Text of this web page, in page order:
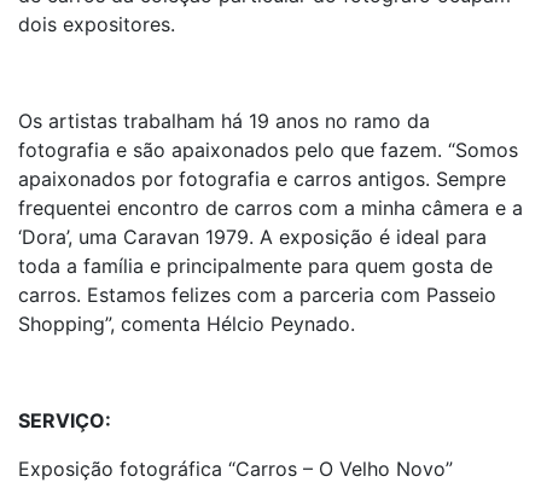
dois expositores.
Os artistas trabalham há 19 anos no ramo da
fotografia e são apaixonados pelo que fazem. “Somos
apaixonados por fotografia e carros antigos. Sempre
frequentei encontro de carros com a minha câmera e a
‘Dora’, uma Caravan 1979. A exposição é ideal para
toda a família e principalmente para quem gosta de
carros. Estamos felizes com a parceria com Passeio
Shopping”, comenta Hélcio Peynado.
SERVIÇO:
Exposição fotográfica “Carros – O Velho Novo”